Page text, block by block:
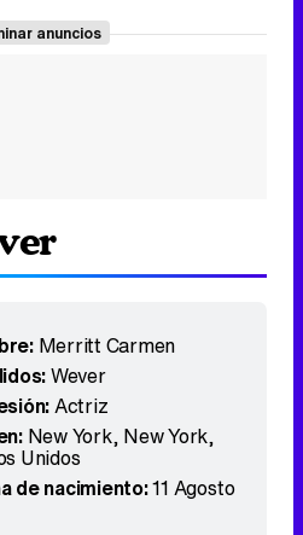
anuncios
Merritt Carmen
Wever
Actriz
New York, New York,
Unidos
de nacimiento:11 Agosto